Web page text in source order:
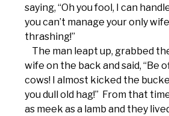
saying, “Oh you fool, I can
you can’t manage your only
thrashing!”
The man leapt up, grabbed
wife on the back and said, “Be
cows! I almost kicked the
you dull old hag!” From that
as meek as a lamb and they